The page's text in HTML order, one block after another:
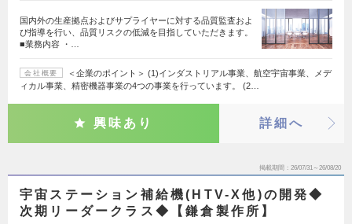
国内外の生産拠点およびサプライヤーに対する品質監査およ
び指導を行い、品質リスクの低減を目指していただきます。
■業務内容 ・…
会社概要
＜企業のポイント＞ (1)インダストリアル事業、航空宇宙事業、メデ
ィカル事業、精密機器事業の4つの事業を行っています。 (2…
興味あり 詳細へ
掲載期間 26/07/31～26/08/20
宇宙ステーション補給機(HTV-X他)の開発◆
次期リーダークラス◆【鎌倉製作所】